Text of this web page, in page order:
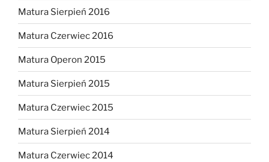
Matura Sierpień 2016
Matura Czerwiec 2016
Matura Operon 2015
Matura Sierpień 2015
Matura Czerwiec 2015
Matura Sierpień 2014
Matura Czerwiec 2014